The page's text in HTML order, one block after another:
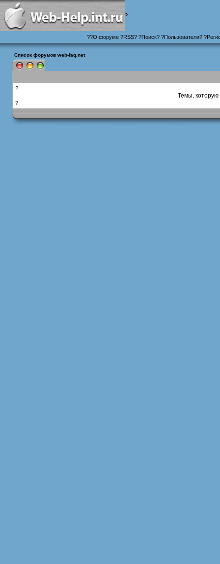
?
??О форуме?RSS? ?Поиск? ?Пользователи? ?
Список форумов web-faq.net
?
Темы, которую
?